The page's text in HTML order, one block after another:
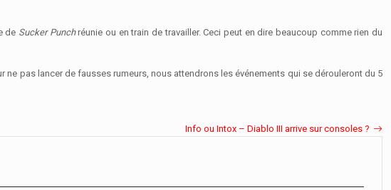
de Sucker Punchréunie ou en train de travailler. Ceci peut en dire beaucoup comme rien du
ne pas lancer de fausses rumeurs, nous attendrons les événements qui se dérouleront du 5
Info ou Intox – Diablo III arrive sur consoles ?